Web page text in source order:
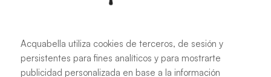
Savanna Terracota Niebla Cobalto
Acquabella utiliza cookies de terceros, de sesión y
persistentes para fines analíticos y para mostrarte
publicidad personalizada en base a la información